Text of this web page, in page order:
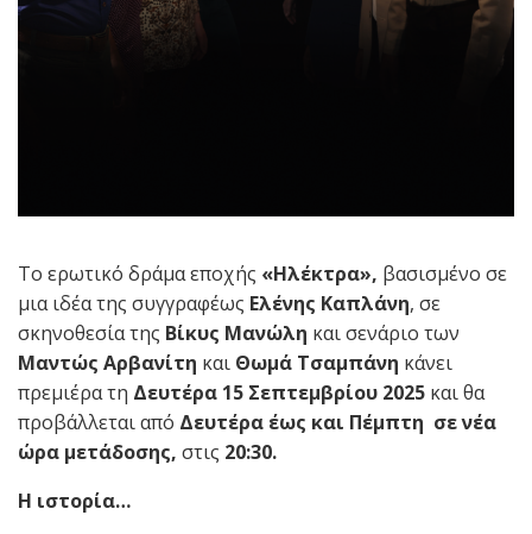
Το ερωτικό δράμα εποχής «Ηλέκτρα», βασισμένο σε
μια ιδέα της συγγραφέως Ελένης Καπλάνη, σε
σκηνοθεσία της Βίκυς Μανώλη και σενάριο των
Μαντώς Αρβανίτη και Θωμά Τσαμπάνη κάνει
πρεμιέρα τη Δευτέρα 15 Σεπτεμβρίου 2025 και θα
προβάλλεται από Δευτέρα έως και Πέμπτη σε νέα
ώρα μετάδοσης, στις 20:30.
Η ιστορία…